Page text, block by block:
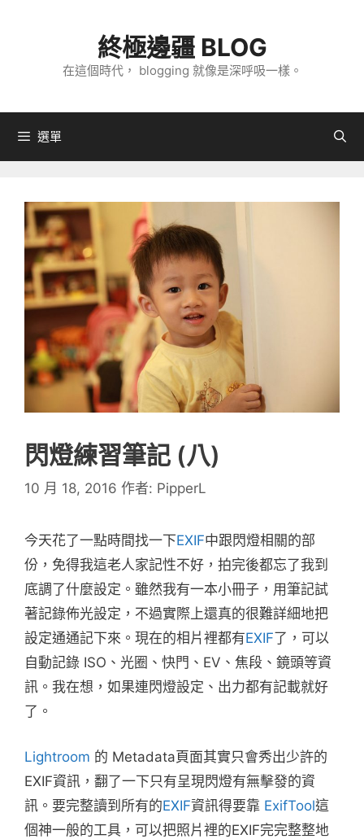
內
終極邊疆 BLOG
在這個時代， blogging 就像是深呼吸一樣。
選單
閃燈練習筆記 (八)
10 月 18, 2016 作者: PipperL
今天花了一點時間找一下EXIF中跟閃燈相關的部
份，免得我這老人家記性不好，拍完後都忘了我到
底調了什麼設定。雖然我有一本小冊子，用筆記試
著記錄佈光設定，不過實際上還真的很難詳細地把
設定通通記下來。現在的相片裡都有EXIF了，可以
自動記錄 ISO、光圈、快門、EV、焦段、鏡頭等資
訊。我在想，如果連閃燈設定、出力都有記載就好
了。
Lightroom 的 Metadata頁面其實只會秀出少許的
EXIF資訊，翻了一下只有呈現閃燈有無擊發的資
訊。要完整讀到所有的EXIF資訊得要靠 ExifTool這
個神一般的工具，可以把照片裡的EXIF完完整整地